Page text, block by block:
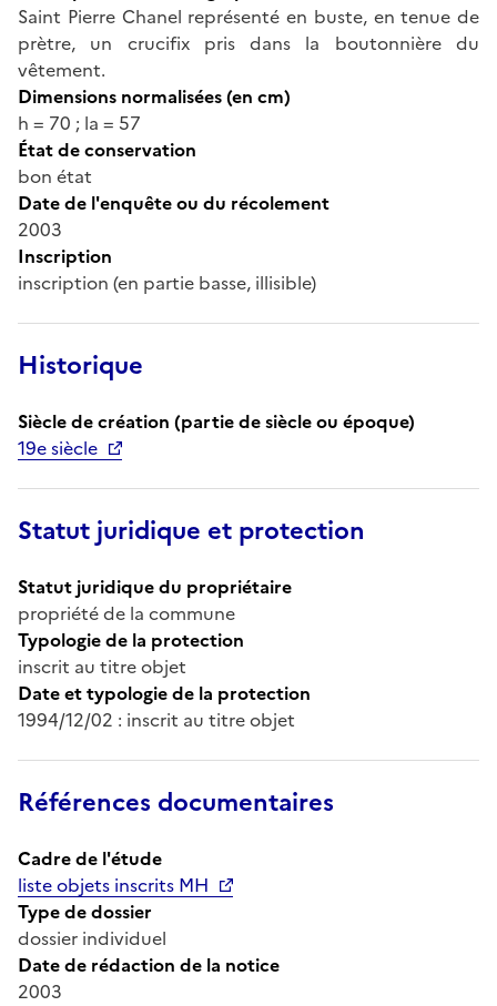
Saint Pierre Chanel représenté en buste, en tenue de
prètre, un crucifix pris dans la boutonnière du
vêtement.
Dimensions normalisées (en cm)
h = 70 ; la = 57
État de conservation
bon état
Date de l'enquête ou du récolement
2003
Inscription
inscription (en partie basse, illisible)
Historique
Siècle de création (partie de siècle ou époque)
19e siècle
Statut juridique et protection
Statut juridique du propriétaire
propriété de la commune
Typologie de la protection
inscrit au titre objet
Date et typologie de la protection
1994/12/02 : inscrit au titre objet
Références documentaires
Cadre de l'étude
liste objets inscrits MH
Type de dossier
dossier individuel
Date de rédaction de la notice
2003